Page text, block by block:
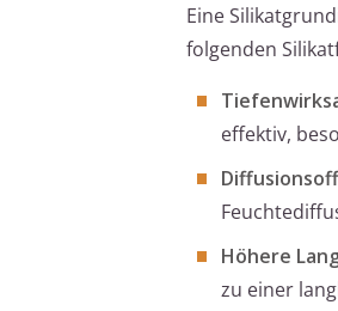
Eine
folgenden
effektiv,
Höhere
zu einer